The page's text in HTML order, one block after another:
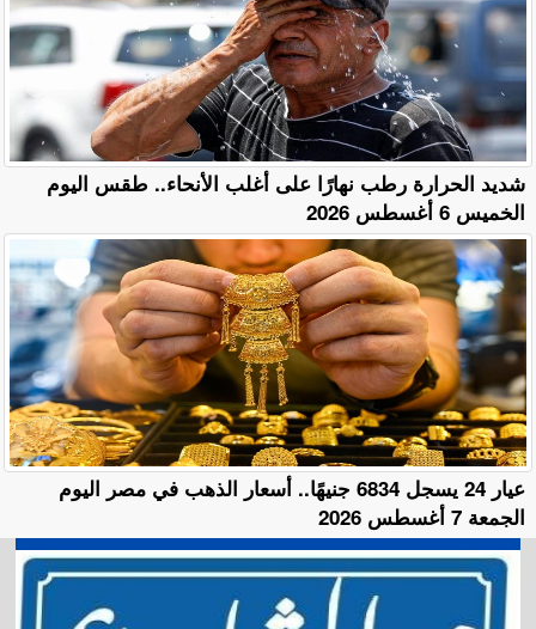
​شديد الحرارة رطب نهارًا على أغلب الأنحاء.. طقس اليوم
الخميس 6 أغسطس 2026
عيار 24 يسجل 6834 جنيهًا.. أسعار الذهب في مصر اليوم
الجمعة 7 أغسطس 2026